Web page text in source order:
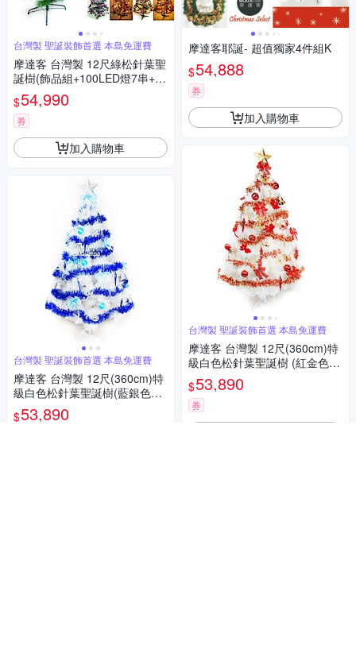
台灣製 聖誕裝飾首選 本島免運費
摩達客 台灣製 12尺綠松針葉聖
誕樹(飾品組+100LED燈7串+附
控制器) 本島免運費
$54,990
券
加入購物車
台灣製 聖誕裝飾首選 本島免運費
摩達客 台灣製 12尺(360cm)特
級白色松針葉聖誕樹(藍銀色系
配件)(不含燈) 本島免運費
$53,890
摩達客耶誕- 超值獨家4件組K
$54,888
券
加入購物車
台灣製 聖誕裝飾首選 本島免運費
摩達客 台灣製 12尺(360cm)特
級白色松針葉聖誕樹 (紅金色系
配件)(不含燈) 本島免運費
$53,890
券